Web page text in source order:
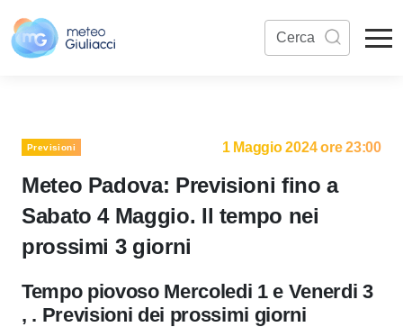
Previsioni 1 Maggio 2024 ore 23:00
Meteo Padova: Previsioni fino a
Sabato 4 Maggio. Il tempo nei
prossimi 3 giorni
Tempo piovoso Mercoledi 1 e Venerdi 3
, . Previsioni dei prossimi giorni